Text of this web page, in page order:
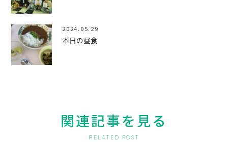
2024.05.29
本日の昼食
関連記事を見る
RELATED POST